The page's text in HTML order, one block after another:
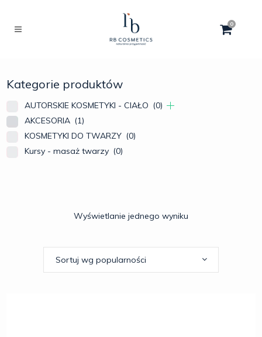
0
Kategorie produktów
AUTORSKIE KOSMETYKI - CIAŁO (0)
AKCESORIA (1)
KOSMETYKI DO TWARZY (0)
Kursy - masaż twarzy (0)
Wyświetlanie jednego wyniku
Sortuj wg popularności